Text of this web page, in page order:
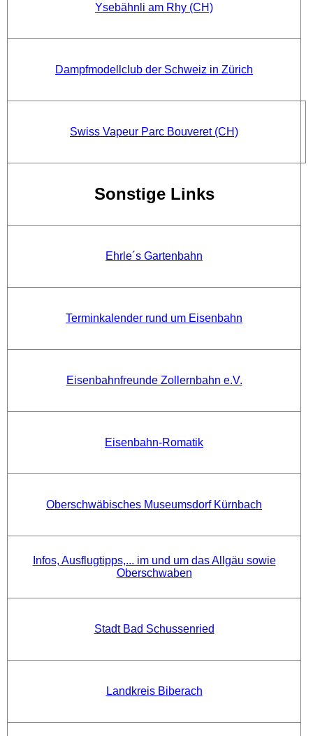
Ysebähnli am Rhy (CH)
Dampfmodellclub der Schweiz in Zürich
Swiss Vapeur Parc Bouveret (CH)
Sonstige Links
Ehrle´s Gartenbahn
Terminkalender rund um Eisenbahn
Eisenbahnfreunde Zollernbahn e.V.
Eisenbahn-Romatik
Oberschwäbisches Museumsdorf Kürnbach
Infos, Ausflugtipps,... im und um das Allgäu sowie
Oberschwaben
Stadt Bad Schussenried
Landkreis Biberach